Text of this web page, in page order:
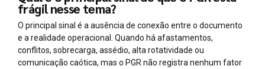
frágil nesse tema?
O principal sinal é a ausência de conexão entre o documento
e a realidade operacional. Quando há afastamentos,
conflitos, sobrecarga, assédio, alta rotatividade ou
comunicação caótica, mas o PGR não registra nenhum fator